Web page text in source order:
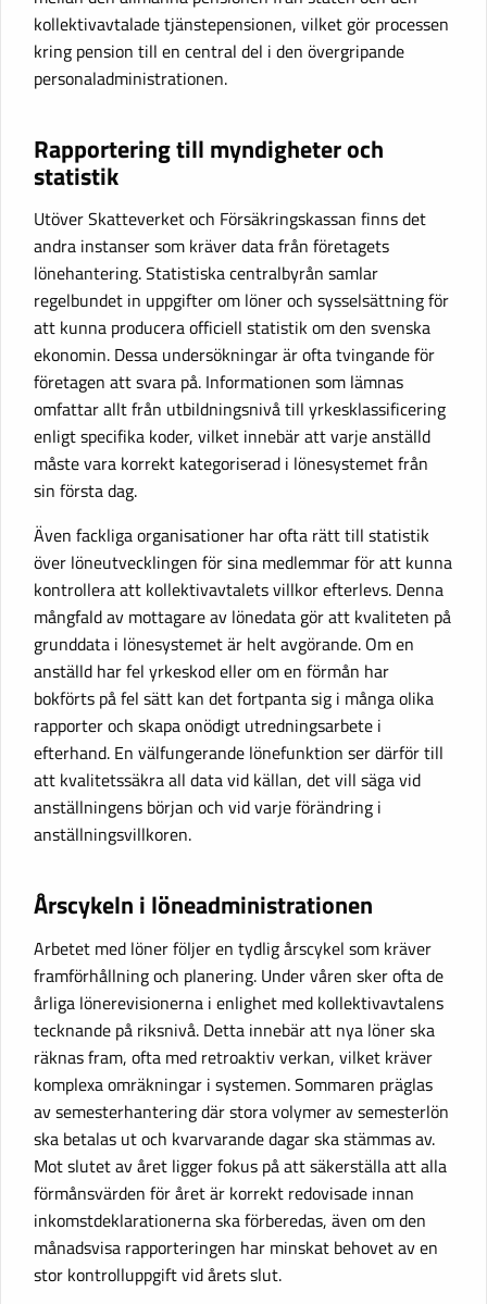
kollektivavtalade tjänstepensionen, vilket gör processen
kring pension till en central del i den övergripande
personaladministrationen.
Rapportering till myndigheter och
statistik
Utöver Skatteverket och Försäkringskassan finns det
andra instanser som kräver data från företagets
lönehantering. Statistiska centralbyrån samlar
regelbundet in uppgifter om löner och sysselsättning för
att kunna producera officiell statistik om den svenska
ekonomin. Dessa undersökningar är ofta tvingande för
företagen att svara på. Informationen som lämnas
omfattar allt från utbildningsnivå till yrkesklassificering
enligt specifika koder, vilket innebär att varje anställd
måste vara korrekt kategoriserad i lönesystemet från
sin första dag.
Även fackliga organisationer har ofta rätt till statistik
över löneutvecklingen för sina medlemmar för att kunna
kontrollera att kollektivavtalets villkor efterlevs. Denna
mångfald av mottagare av lönedata gör att kvaliteten på
grunddata i lönesystemet är helt avgörande. Om en
anställd har fel yrkeskod eller om en förmån har
bokförts på fel sätt kan det fortpanta sig i många olika
rapporter och skapa onödigt utredningsarbete i
efterhand. En välfungerande lönefunktion ser därför till
att kvalitetssäkra all data vid källan, det vill säga vid
anställningens början och vid varje förändring i
anställningsvillkoren.
Årscykeln i löneadministrationen
Arbetet med löner följer en tydlig årscykel som kräver
framförhållning och planering. Under våren sker ofta de
årliga lönerevisionerna i enlighet med kollektivavtalens
tecknande på riksnivå. Detta innebär att nya löner ska
räknas fram, ofta med retroaktiv verkan, vilket kräver
komplexa omräkningar i systemen. Sommaren präglas
av semesterhantering där stora volymer av semesterlön
ska betalas ut och kvarvarande dagar ska stämmas av.
Mot slutet av året ligger fokus på att säkerställa att alla
förmånsvärden för året är korrekt redovisade innan
inkomstdeklarationerna ska förberedas, även om den
månadsvisa rapporteringen har minskat behovet av en
stor kontrolluppgift vid årets slut.